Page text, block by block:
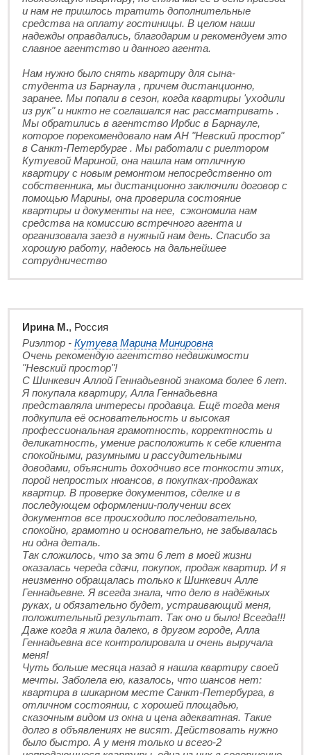
и нам не пришлось тратить дополнительные
средства на оплату гостиницы. В целом наши
надежды оправдались, благодарим и рекомендуем это
славное агентство и данного агента.
Нам нужно было снять квартиру для сына-
студента из Барнаула , причем дистанционно,
заранее. Мы попали в сезон, когда квартиры 'уходили
из рук" и никто не соглашался нас рассматривать .
Мы обратились в агентство Ирбис в Барнауле,
которое порекомендовало нам АН "Невский простор"
в Санкт-Петербурге . Мы работали с риелтором
Кутуевой Мариной, она нашла нам отличную
квартиру с новым ремонтом непосредственно от
собственника, мы дистанционно заключили договор с
помощью Марины, она проверила состояние
квартиры и документы на нее, сэкономила нам
средства на комиссию встречного агента и
организовала заезд в нужный нам день. Спасибо за
хорошую работу, надеюсь на дальнейшее
сотрудничество
Ирина М., Россия
Риэлтор -Кутуева Марина Минировна
Очень рекомендую агентство недвижимости
"Невский простор"!
С Шинкевич Аллой Геннадьевной знакома более 6 лет.
Я покупала квартиру, Алла Геннадьевна
представляла интересы продавца. Ещё тогда меня
подкупила её основательность и высокая
профессиональная грамотность, корректность и
деликатность, умение расположить к себе клиента
спокойными, разумными и рассудительными
доводами, объяснить доходчиво все тонкости этих,
порой непростых нюансов, в покупках-продажах
квартир. В проверке документов, сделке и в
последующем оформлении-получении всех
документов все происходило последовательно,
спокойно, грамотно и основательно, не забывалась
ни одна деталь.
Так сложилось, что за эти 6 лет в моей жизни
оказалась череда сдачи, покупок, продаж квартир. И я
неизменно обращалась только к Шинкевич Алле
Геннадьевне. Я всегда знала, что дело в надёжных
руках, и обязательно будет, устраивающий меня,
положительный результат. Так оно и было! Всегда!!!
Даже когда я жила далеко, в другом городе, Алла
Геннадьевна все контролировала и очень выручала
меня!
Чуть больше месяца назад я нашла квартиру своей
мечты. Заболела ею, казалось, что шансов нет:
квартира в шикарном месте Санкт-Петербурга, в
отличном состоянии, с хорошей площадью,
сказочным видом из окна и цена адекватная. Такие
долго в объявлениях не висят. Действовать нужно
было быстро. А у меня только и всего-2